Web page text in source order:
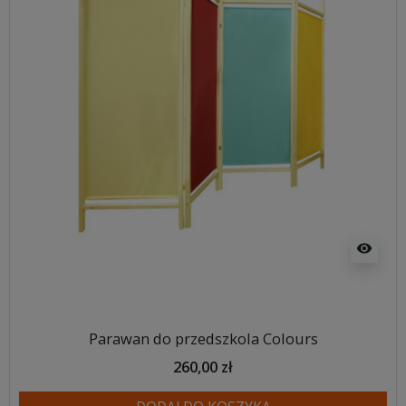
visibility
Parawan do przedszkola Colours
260,00 zł